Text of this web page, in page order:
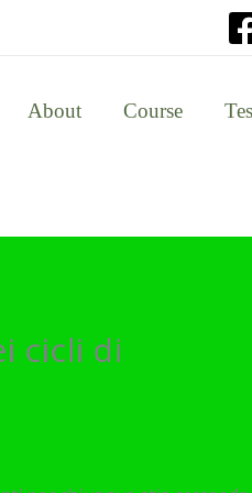
About Course
cicli di